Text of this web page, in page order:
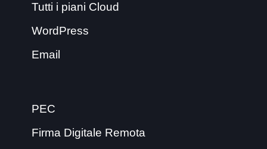
Tutti i piani Cloud
WordPress
Email
PEC
Firma Digitale Remota